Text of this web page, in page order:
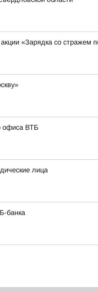
«Зарядка со стражем
офиса ВТБ
лица
банка